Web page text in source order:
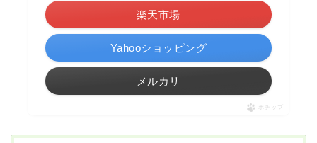
楽天市場
Yahooショッピング
メルカリ
ポチップ